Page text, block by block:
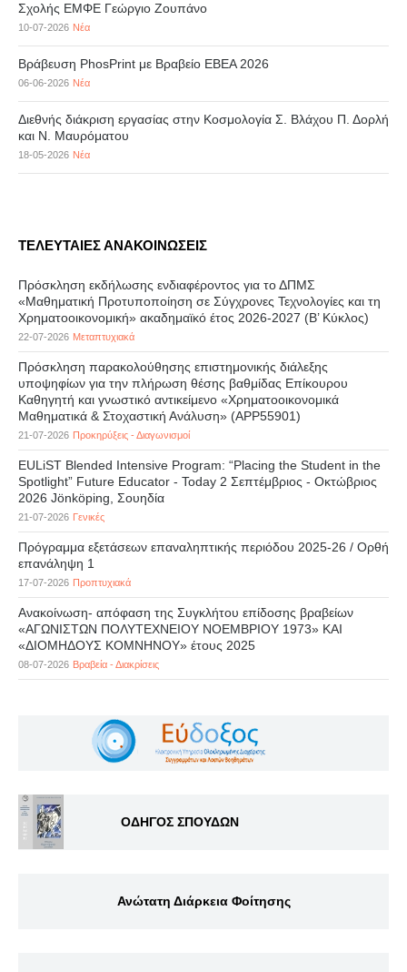
Σχολής ΕΜΦΕ Γεώργιο Ζουπάνο
10-07-2026 Νέα
Βράβευση PhosPrint με Βραβείο ΕΒΕΑ 2026
06-06-2026 Νέα
Διεθνής διάκριση εργασίας στην Κοσμολογία Σ. Βλάχου Π. Δορλή
και Ν. Μαυρόματου
18-05-2026 Νέα
ΤΕΛΕΥΤΑΙΕΣ ΑΝΑΚΟΙΝΩΣΕΙΣ
Πρόσκληση εκδήλωσης ενδιαφέροντος για το ΔΠΜΣ
«Μαθηματική Προτυποποίηση σε Σύγχρονες Τεχνολογίες και τη
Χρηματοοικονομική» ακαδημαϊκό έτος 2026-2027 (B’ Kύκλος)
22-07-2026 Μεταπτυχιακά
Πρόσκληση παρακολούθησης επιστημονικής διάλεξης
υποψηφίων για την πλήρωση θέσης βαθμίδας Επίκουρου
Καθηγητή και γνωστικό αντικείμενο «Χρηματοοικονομικά
Μαθηματικά & Στοχαστική Ανάλυση» (APP55901)
21-07-2026 Προκηρύξεις - Διαγωνισμοί
EULiST Blended Intensive Program: “Placing the Student in the
Spotlight” Future Educator - Today 2 Σεπτέμβριος - Οκτώβριος
2026 Jönköping, Σουηδία
21-07-2026 Γενικές
Πρόγραμμα εξετάσεων επαναληπτικής περιόδου 2025-26 / Ορθή
επανάληψη 1
17-07-2026 Προπτυχιακά
Ανακοίνωση- απόφαση της Συγκλήτου επίδοσης βραβείων
«ΑΓΩΝΙΣΤΩΝ ΠΟΛΥΤΕΧΝΕΙΟΥ ΝΟΕΜΒΡΙΟΥ 1973» ΚΑΙ
«ΔΙΟΜΗΔΟΥΣ ΚΟΜΝΗΝΟΥ» έτους 2025
08-07-2026 Βραβεία - Διακρίσεις
ΟΔΗΓΟΣ ΣΠΟΥΔΩΝ
Ανώτατη Διάρκεια Φοίτησης